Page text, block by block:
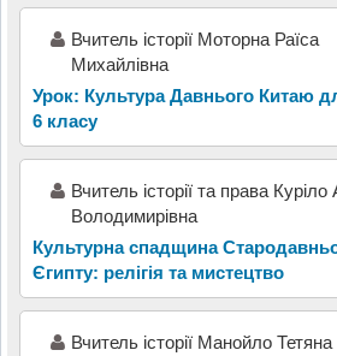
Вчитель історії Моторна Раїса
Михайлівна
Урок: Культура Давнього Китаю
6 класу
Вчитель історії та права
Володимирівна
Культурна спадщина
Єгипту: релігія та мистецтво
Вчитель історії Манойло Тетяна